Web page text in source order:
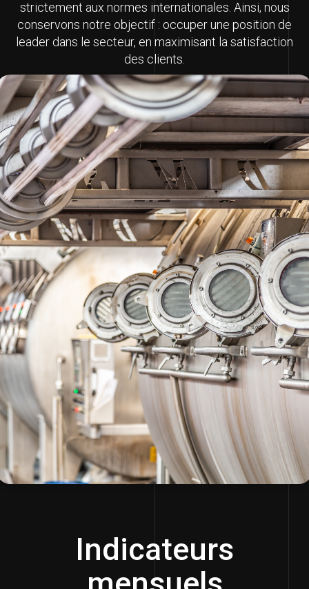
strictement aux normes internationales. Ainsi, nous
conservons notre objectif : occuper une position de
leader dans le secteur, en maximisant la satisfaction
des clients.
Indicateurs